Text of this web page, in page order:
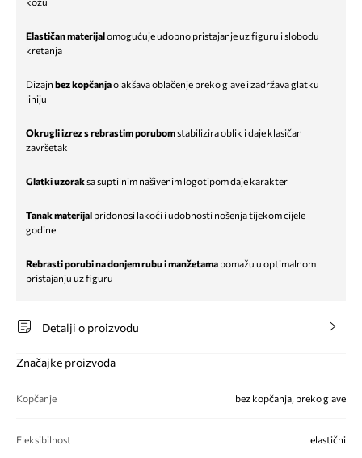
Elastičan materijalomogućuje udobno pristajanje uz figuru i slobodu
kretanja
Dizajn bez kopčanjaolakšava oblačenje preko glave i zadržava glatku
liniju
Okrugli izrez s rebrastim porubomstabilizira oblik i daje klasičan
završetak
Glatki uzoraksa suptilnim našivenim logotipom daje karakter
Tanak materijal pridonosi lakoći i udobnosti nošenja tijekom cijele
godine
Rebrasti porubi na donjem rubu i manžetama pomažu u optimalnom
pristajanju uz figuru
Detalji o proizvodu
Značajke proizvoda
Kopčanje bez kopčanja, preko glave
Fleksibilnost elastični